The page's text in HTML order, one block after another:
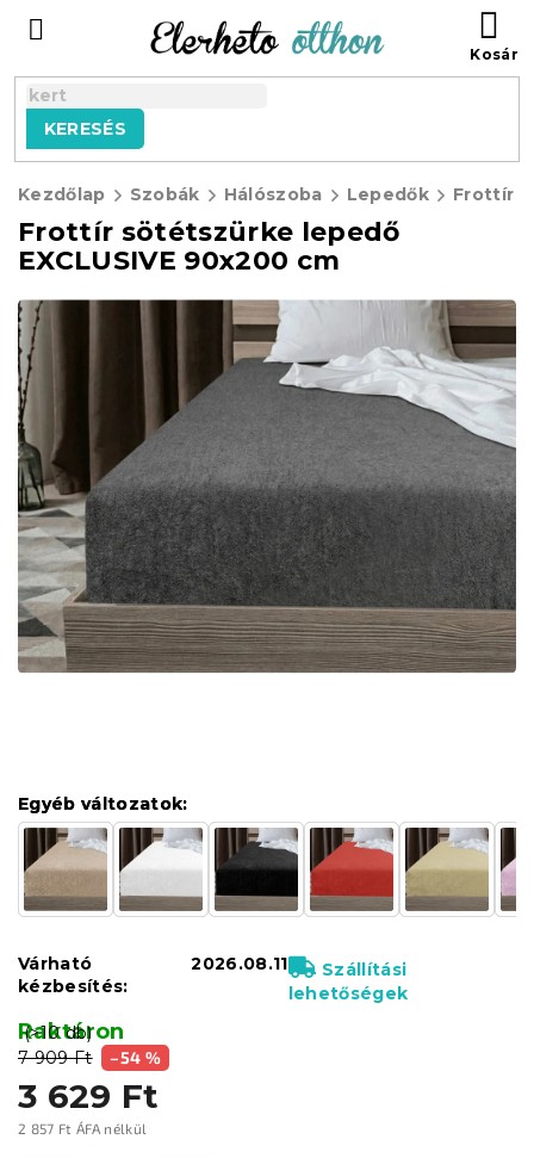
tartalomhoz
KERESÉS
Kezdőlap Szobák Hálószoba Lepedők Frottír
Frottír sötétszürke lepedő
EXCLUSIVE 90x200 cm
7 909 Ft –54 %
3 629 Ft
2 857 Ft ÁFA nélkül
Raktáron
(>10 db)
Egyéb változatok:
Egyéb változatok:
Várható
kézbesítés:
2026.08.11
Szállítási
lehetőségek